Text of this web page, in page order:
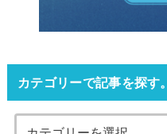
カテゴリーで記事を探す。